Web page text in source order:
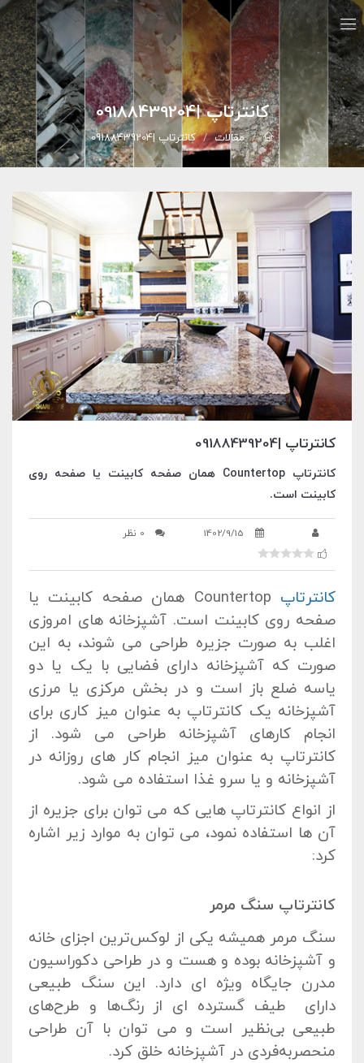
کانترتاپ |09188439204
مقالات کانترتاپ |09188439204
کانترتاپ |09188439204
کانترتاپ Countertop همان صفحه کابینت یا صفحه روی
کابینت است.
1402/9/15 0 نظر
کانترتاپ
Countertop همان صفحه کابینت یا
صفحه روی کابینت است. آشپزخانه های امروزی
اغلب به صورت جزیره طراحی می شوند، به این
صورت که آشپزخانه دارای فضایی با یک یا دو
یاسه ضلع باز است و در بخش مرکزی یا مرزی
آشپزخانه یک کانترتاپ به عنوان میز کاری برای
انجام کارهای آشپزخانه طراحی می شود. از
کانترتاپ به عنوان میز انجام کار های روزانه در
آشپزخانه و یا سرو غذا استفاده می شود.
از انواع کانترتاپ هایی که می توان برای جزیره از
آن ها استفاده نمود، می توان به موارد زیر اشاره
کرد:
کانترتاپ سنگ مرمر
سنگ مرمر همیشه یکی از لوکس‌ترین اجزای خانه
و آشپزخانه بوده و هست و در طراحی دکوراسیون
مدرن جایگاه ویژه ای دارد. این سنگ طبیعی
دارای طیف گسترده ای از رنگ‌ها و طرح‌های
طبیعی بی‌نظیر است و می توان با آن طراحی
منحصربه‌فردی در آشپزخانه خلق کرد.